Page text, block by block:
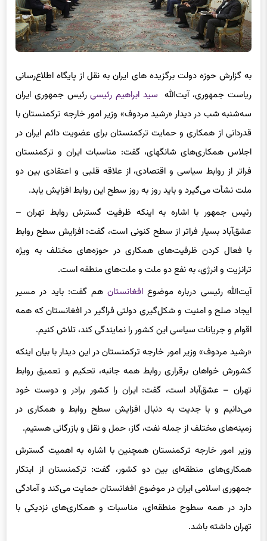
به گزارش حوزه دولت برگزیده های ایران به نقل از پایگاه اطلاع‌رسانی
ریاست جمهوری، آیت‌الله سید ابراهیم رئیسیرئیس جمهوری ایران
سه‌شنبه شب در دیدار «رشید مردوف» وزیر امور خارجه ترکمنستان با
قدردانی از همکاری و حمایت ترکمنستان برای عضویت دائم ایران در
اجلاس همکاری‌های شانگهای، گفت: مناسبات ایران و ترکمنستان
فراتر از روابط سیاسی و اقتصادی، از علاقه قلبی و اعتقادی بین دو
ملت نشأت می‌گیرد و باید روز به روز سطح این روابط افزایش یابد.
رئیس جمهور با اشاره به اینکه ظرفیت گسترش روابط تهران –
عشق‌آباد بسیار فراتر از سطح کنونی است، گفت: افزایش سطح روابط
با فعال کردن ظرفیت‌های همکاری در حوزه‌های مختلف به ویژه
ترانزیت و انرژی، به نفع دو ملت و ملت‌های منطقه است.
آیت‌الله رئیسی درباره موضوع افغانستانهم گفت: باید در مسیر
ایجاد صلح و امنیت و شکل‌گیری دولتی فراگیر در افغانستان که همه
اقوام و جریانات سیاسی این کشور را نمایندگی کند، تلاش کنیم.
«رشید مردوف» وزیر امور خارجه ترکمنستان در این دیدار با بیان اینکه
کشورش خواهان برقراری روابط همه جانبه، تحکیم و تعمیق روابط
تهران – عشق‌آباد است، گفت: ایران را کشور برادر و دوست خود
می‌دانیم و با جدیت به دنبال افزایش سطح روابط و همکاری در
زمینه‌های مختلف از جمله نفت، گاز، حمل و نقل و بازرگانی هستیم.
وزیر امور خارجه ترکمنستان همچنین با اشاره به اهمیت گسترش
همکاری‌های منطقه‌ای بین دو کشور، گفت: ترکمنستان از ابتکار
جمهوری اسلامی ایران در موضوع افغانستان حمایت می‌کند و آمادگی
دارد در همه سطوح منطقه‌ای، مناسبات و همکاری‌های نزدیکی با
تهران داشته باشد.